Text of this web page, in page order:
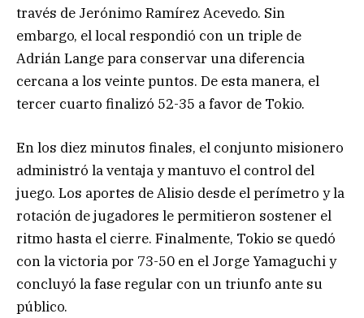
través de Jerónimo Ramírez Acevedo. Sin
embargo, el local respondió con un triple de
Adrián Lange para conservar una diferencia
cercana a los veinte puntos. De esta manera, el
tercer cuarto finalizó 52-35 a favor de Tokio.
En los diez minutos finales, el conjunto misionero
administró la ventaja y mantuvo el control del
juego. Los aportes de Alisio desde el perímetro y la
rotación de jugadores le permitieron sostener el
ritmo hasta el cierre. Finalmente, Tokio se quedó
con la victoria por 73-50 en el Jorge Yamaguchi y
concluyó la fase regular con un triunfo ante su
público.